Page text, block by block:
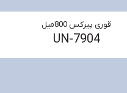
قوری پیرکس 800میل
UN-7904